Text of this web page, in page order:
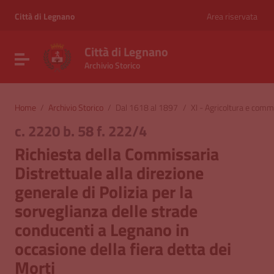
Vai al menu di navigazione
Città di Legnano Area riservata
Attiva / disattiva la navigazione
Città di Legnano
Archivio Storico
Home / Archivio Storico / Dal 1618 al 1897 / XI - Agricoltura e
c. 2220 b. 58 f. 222/4
Richiesta della Commissaria
Distrettuale alla direzione
generale di Polizia per la
sorveglianza delle strade
conducenti a Legnano in
occasione della fiera detta dei
Morti